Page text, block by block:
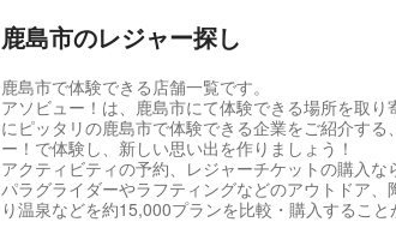
鹿島市のレジャー探し
鹿島市で体験できる店舗一覧です。
アソビュー！は、鹿島市にて体験できる場所を取
にピッタリの鹿島市で体験できる企業をご紹介す
ー！で体験し、新しい思い出を作りましょう！
アクティビティの予約、レジャーチケットの購入
パラグライダーやラフティングなどのアウトドア
り温泉などを約15,000プランを比較・購入すること